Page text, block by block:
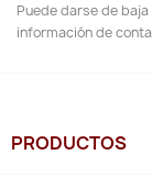
Puede darse de
información de
PRODUCTOS